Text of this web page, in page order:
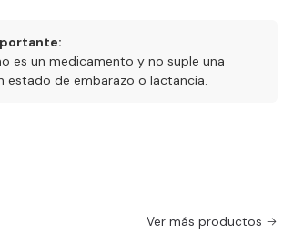
es un medicamento y no suple una
estado de embarazo o lactancia.
Ver más productos